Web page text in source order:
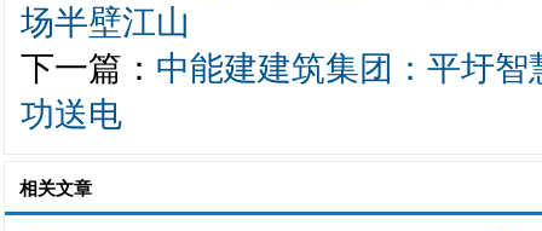
场半壁江山
下一篇： 中能建建筑集团：平圩
功送电
相关文章